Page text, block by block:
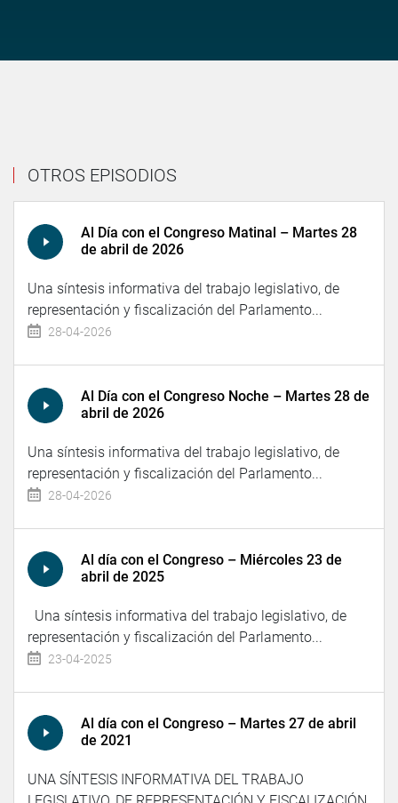
OTROS EPISODIOS
Al Día con el Congreso Matinal – Martes 28
de abril de 2026
Una síntesis informativa del trabajo legislativo, de
representación y fiscalización del Parlamento...
28-04-2026
Al Día con el Congreso Noche – Martes 28 de
abril de 2026
Una síntesis informativa del trabajo legislativo, de
representación y fiscalización del Parlamento...
28-04-2026
Al día con el Congreso – Miércoles 23 de
abril de 2025
Una síntesis informativa del trabajo legislativo, de
representación y fiscalización del Parlamento...
23-04-2025
Al día con el Congreso – Martes 27 de abril
de 2021
UNA SÍNTESIS INFORMATIVA DEL TRABAJO